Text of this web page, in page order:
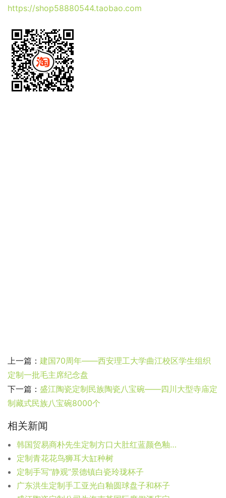
https://shop58880544.taobao.com
上一篇： 建国70周年——西安理工大学曲江校区学生组织
定制一批毛主席纪念盘
下一篇： 盛江陶瓷定制民族陶瓷八宝碗——四川大型寺庙定
制藏式民族八宝碗8000个
相关新闻
韩国贸易商朴先生定制方口大肚红蓝颜色釉花瓶
定制青花花鸟狮耳大缸种树
定制手写“静观”景德镇白瓷玲珑杯子
广东洪生定制手工亚光白釉圆球盘子和杯子